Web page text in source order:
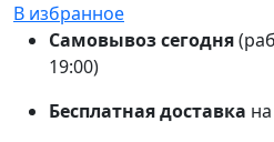
В избранное
Самовывоз сегодня
19:00)
Бесплатная доставка